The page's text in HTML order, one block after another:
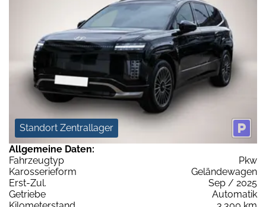
Standort Zentrallager
Allgemeine Daten:
Fahrzeugtyp
Pkw
Karosserieform
Geländewagen
Erst-Zul.
Sep / 2025
Getriebe
Automatik